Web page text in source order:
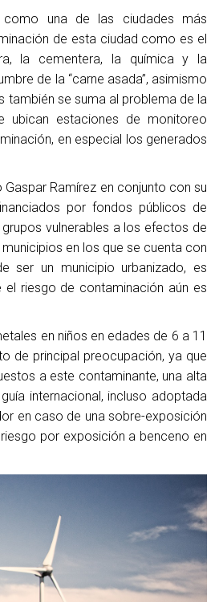
como una de las ciudades más
de esta ciudad como es el
la cementera, la química y la
de la “carne asada”, asimismo
también se suma al problema de la
ubican estaciones de monitoreo
en especial los generados
Ramírez en conjunto con su
por fondos públicos de
vulnerables a los efectos de
en los que se cuenta con
ser un municipio urbanizado, es
riesgo de contaminación aún es
en niños en edades de 6 a 11
de principal preocupación, ya que
a este contaminante, una alta
internacional, incluso adoptada
en caso de una sobre-exposición
por exposición a benceno en